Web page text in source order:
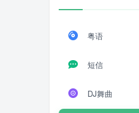
粤语
短信
DJ舞曲